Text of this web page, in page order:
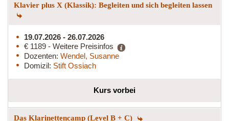
Klavier plus X (Klassik): Begleiten und sich begleiten lassen
19.07.2026 - 26.07.2026
€ 1189 - Weitere Preisinfos
Dozenten: Wendel, Susanne
Domizil: Stift Ossiach
Kurs vorbei
Das Klarinettencamp (Level B + C)